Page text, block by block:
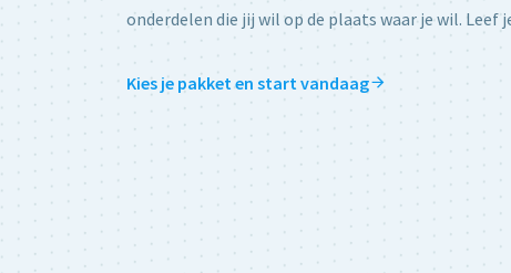
onderdelen die jij wil op de plaats waar je wil. Leef
Kies je pakket en start vandaag